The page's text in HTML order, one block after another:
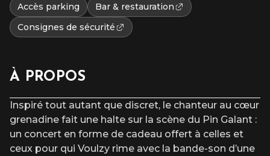
Accès parking
Bar & restauration
Consignes de sécurité
À PROPOS
Inspiré tout autant que discret, le chanteur au cœur
grenadine fait une halte sur la scène du Pin Galant :
un concert en forme de cadeau offert à celles et
ceux pour qui Voulzy rime avec la bande-son d’une